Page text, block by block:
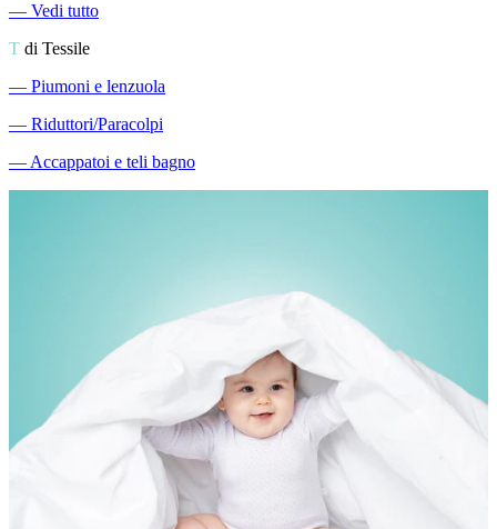
― Vedi tutto
T di Tessile
― Piumoni e lenzuola
― Riduttori/Paracolpi
―Accappatoi e teli bagno